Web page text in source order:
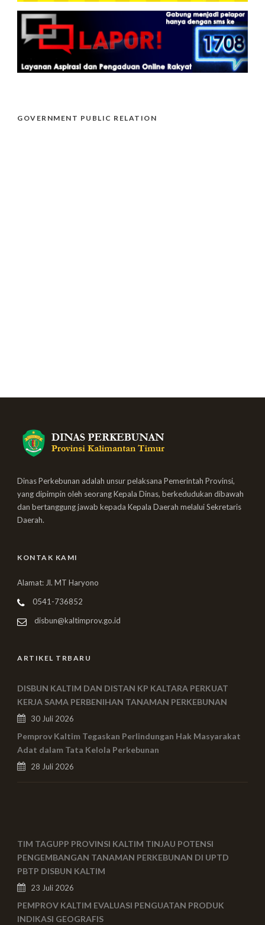
GOVERNMENT PUBLIC RELATION
Dinas Perkebunan adalah unsur pelaksana Pemerintah Provinsi,
yang dipimpin oleh seorang Kepala Dinas, berkedudukan dibawah
dan bertanggung jawab kepada Kepala Daerah melalui Sekretaris
Daerah.
KONTAK KAMI
Alamat: Jl. MT Haryono
0541-736852
disbun@kaltimprov.go.id
ARTIKEL TRBARU
DISBUN KALTIM DAN DISTAN KP KALTARA PERKUAT
KERJA SAMA PERBENIHAN TANAMAN PERKEBUNAN
30 Juli 2026
Pemprov Kaltim Tegaskan Perlindungan Hak Masyarakat
Adat dalam Tata Kelola Perkebunan
28 Juli 2026
TIM TAGUPP PROVINSI KALTIM TINJAU POTENSI
PENGEMBANGAN TANAMAN PERKEBUNAN DI UPTD
PBTP DISBUN KALTIM
23 Juli 2026
PEMPROV KALTIM EVALUASI PENGUATAN PRODUK
INDIKASI GEOGRAFIS